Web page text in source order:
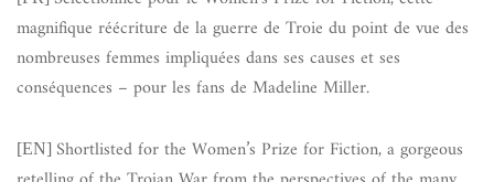
magnifique réécriture de la guerre de Troie du point de vue des
nombreuses femmes impliquées dans ses causes et ses
conséquences – pour les fans de Madeline Miller.
[EN] Shortlisted for the Women’s Prize for Fiction, a gorgeous